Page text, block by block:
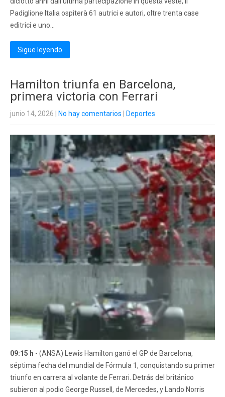
Padiglione Italia ospiterà 61 autrici e autori, oltre trenta case
editrici e uno…
Sigue leyendo
Hamilton triunfa en Barcelona,
primera victoria con Ferrari
junio 14, 2026 No hay comentarios Deportes
09:15 h - (ANSA) Lewis Hamilton ganó el GP de Barcelona,
séptima fecha del mundial de Fórmula 1, conquistando su primer
triunfo en carrera al volante de Ferrari. Detrás del británico
subieron al podio George Russell, de Mercedes, y Lando Norris